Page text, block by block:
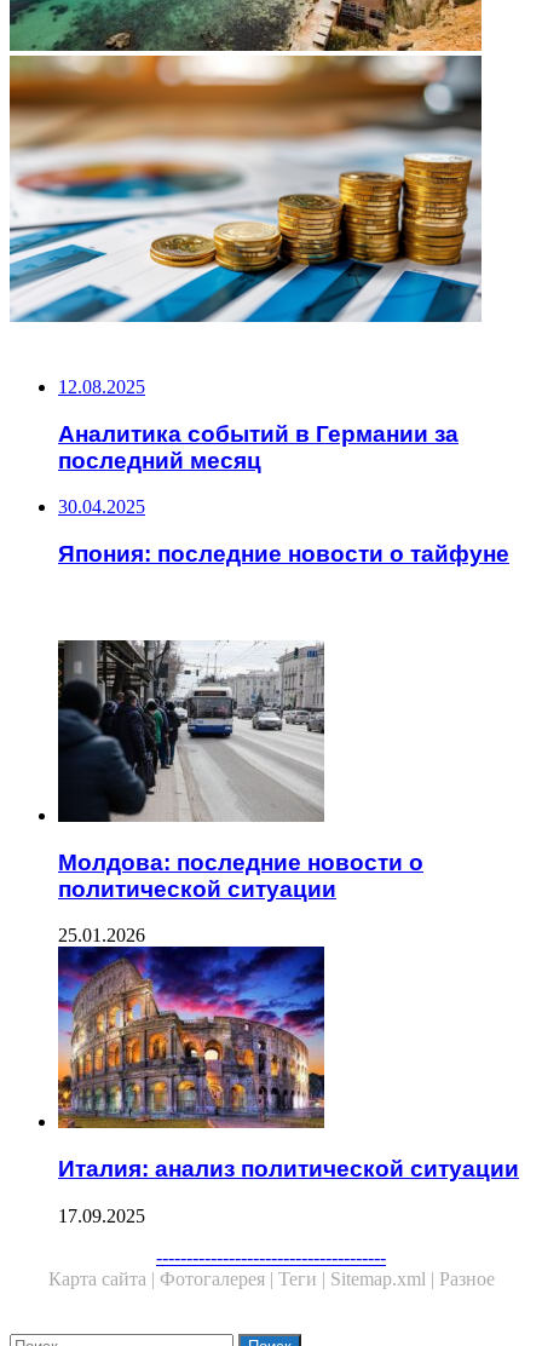
12.08.2025
Аналитика событий в Германии за
последний месяц
30.04.2025
Япония: последние новости о тайфуне
Молдова: последние новости о
политической ситуации
25.01.2026
Италия: анализ политической ситуации
17.09.2025
--------------------------------------
Карта сайта | Фотогалерея | Теги | Sitemap.xml | Разное